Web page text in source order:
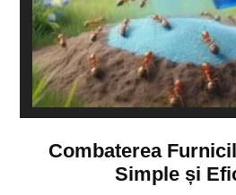
Combaterea
Simple și